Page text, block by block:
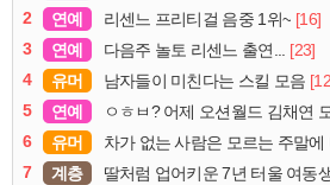
2
연예 리센느 프리티걸 음중 1위~ [16]
3
연예 다음주 놀토 리센느 출연... [23]
4
유머 남자들이 미친다는 스킬 모음
5
연예 ㅇㅎㅂ? 어제 오션월드 김채연
6
유머 차가 없는 사람은 모르는 주말
7
계층 딸처럼 업어키운 7년 터울 여동